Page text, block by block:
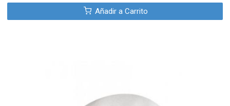
Añadir a Carrito